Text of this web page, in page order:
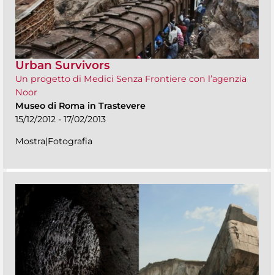
Urban Survivors
Un progetto di Medici Senza Frontiere con l’agenzia
Noor
Museo di Roma in Trastevere
15/12/2012 - 17/02/2013
Mostra|Fotografia